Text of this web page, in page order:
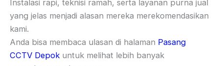
Instalasi rapi, teknisi ramah, serta layanan purna jual
yang jelas menjadi alasan mereka merekomendasikan
kami.
Anda bisa membaca ulasan di halaman Pasang
CCTV Depok untuk melihat lebih banyak